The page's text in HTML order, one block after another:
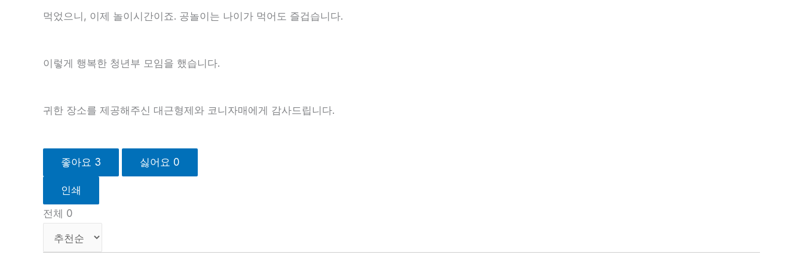
먹었으니, 이제 놀이시간이죠. 공놀이는 나이가 먹어도 즐겁습니다.
이렇게 행복한 청년부 모임을 했습니다.
귀한 장소를 제공해주신 대근형제와 코니자매에게 감사드립니다.
좋아요 3 싫어요 0
인쇄
전체 0